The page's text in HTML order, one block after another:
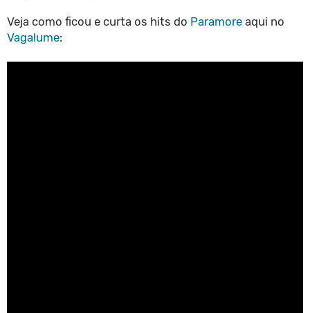
Veja como ficou e curta os hits do Paramore aqui no
Vagalume: